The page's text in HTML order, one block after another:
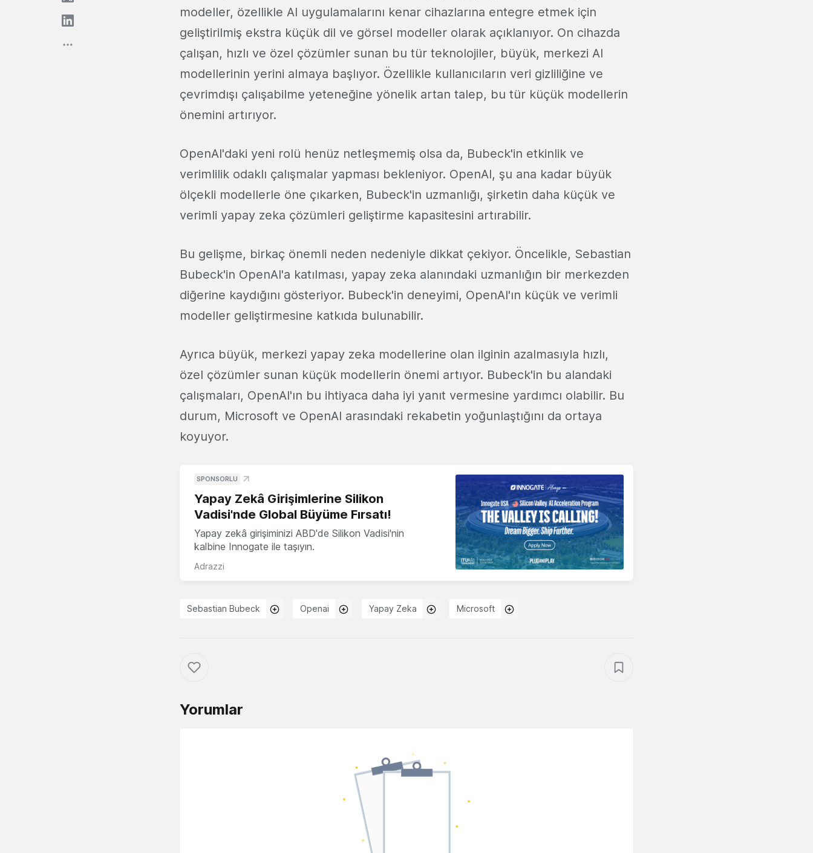
modeller, özellikle AI uygulamalarını kenar cihazlarına entegre etmek için
geliştirilmiş ekstra küçük dil ve görsel modeller olarak açıklanıyor. On cihazda
çalışan, hızlı ve özel çözümler sunan bu tür teknolojiler, büyük, merkezi AI
modellerinin yerini almaya başlıyor. Özellikle kullanıcıların veri gizliliğine ve
çevrimdışı çalışabilme yeteneğine yönelik artan talep, bu tür küçük modellerin
önemini artırıyor.
OpenAI'daki yeni rolü henüz netleşmemiş olsa da, Bubeck'in etkinlik ve
verimlilik odaklı çalışmalar yapması bekleniyor. OpenAI, şu ana kadar büyük
ölçekli modellerle öne çıkarken, Bubeck'in uzmanlığı, şirketin daha küçük ve
verimli yapay zeka çözümleri geliştirme kapasitesini artırabilir.
Bu gelişme, birkaç önemli neden nedeniyle dikkat çekiyor. Öncelikle, Sebastian
Bubeck'in OpenAI'a katılması, yapay zeka alanındaki uzmanlığın bir merkezden
diğerine kaydığını gösteriyor. Bubeck'in deneyimi, OpenAI'ın küçük ve verimli
modeller geliştirmesine katkıda bulunabilir.
Ayrıca büyük, merkezi yapay zeka modellerine olan ilginin azalmasıyla hızlı,
özel çözümler sunan küçük modellerin önemi artıyor. Bubeck'in bu alandaki
çalışmaları, OpenAI'ın bu ihtiyaca daha iyi yanıt vermesine yardımcı olabilir. Bu
durum, Microsoft ve OpenAI arasındaki rekabetin yoğunlaştığını da ortaya
koyuyor.
SPONSORLU
Yapay Zekâ Girişimlerine Silikon
Vadisi'nde Global Büyüme Fırsatı!
Yapay zekâ girişiminizi ABD'de Silikon Vadisi'nin
kalbine Innogate ile taşıyın.
Adrazzi
Sebastian Bubeck Openai Yapay Zeka Microsoft
Yorumlar